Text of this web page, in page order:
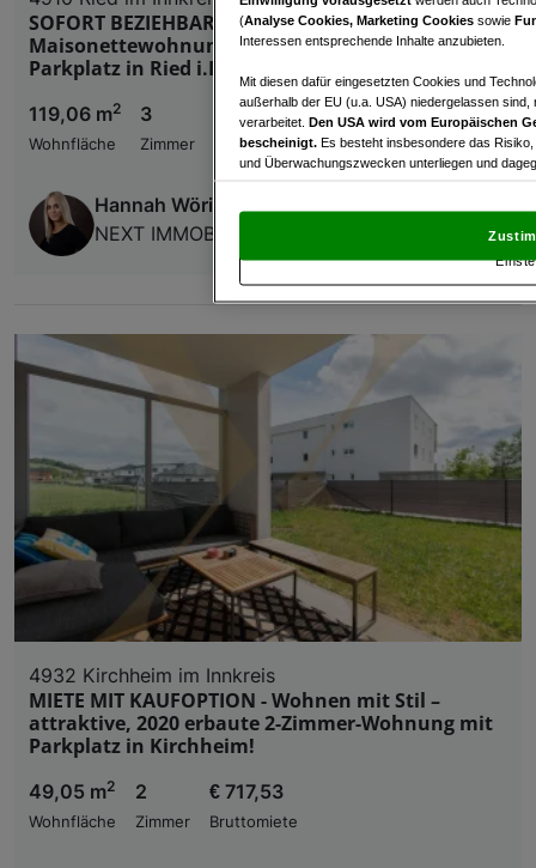
SOFORT BEZIEHBAR! Ansprechende
Maisonettewohnung mit sonniger Terrasse und
Parkplatz in Ried i.I. zu verkaufen!
119,06 m2
Wohnfläche
3
Zimmer
€ 329.000,00
Kaufpreis
Hannah Wörister
NEXT IMMOBILIEN GMBH
4932 Kirchheim im Innkreis
MIETE MIT KAUFOPTION - Wohnen mit Stil –
attraktive, 2020 erbaute 2-Zimmer-Wohnung mit
Parkplatz in Kirchheim!
49,05 m2
Wohnfläche
2
Zimmer
€ 717,53
Bruttomiete
(Analyse Cookies, Marketing Cookies sowie
Interessen entsprechende Inhalte anzubieten.
Mit diesen dafür eingesetzten Cookies und
außerhalb der EU (u.a. USA) niedergelassen
verarbeitet. Den USA wird vom Europäischen
bescheinigt. Es besteht insbesondere das
und Überwachungszwecken unterliegen und
und Widerspruch gegen die Verarbeitung auf der
„Cookie Einstellungen“, die sich auf jeder Seite
Wir und unsere Partner verarbeiten
Verwendung genauer Standortdaten.
und der Performance von Inhalten,
Liste der Partner (Lieferanten)